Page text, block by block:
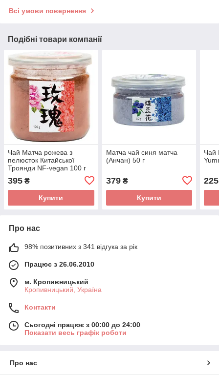
Всі умови повернення
Подібні товари компанії
Чай Матча рожева з
пелюсток Китайської
Троянди NF-vegan 100 г
395 ₴
Купити
Матча чай синя матча
(Анчан) 50 г
379₴
Купити
Чай
225
Про нас
98% позитивних з 341 відгука за рік
Працює з 26.06.2010
м. Кропивницький
Кропивницький, Україна
Контакти
Сьогодні працює з 00:00 до 24:00
Показати весь графік роботи
Про нас